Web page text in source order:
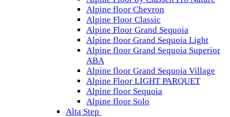
Alpine floor Chevron
Alpine Floor Classic
Alpine Floor Grand Sequoia
Alpine floor Grand Sequoia Light
Alpine floor Grand Sequoia Superior
ABA
Alpine floor Grand Sequoia Village
Alpine Floor LIGHT PARQUET
Alpine floor Sequoia
Alpine floor Solo
Alta Step